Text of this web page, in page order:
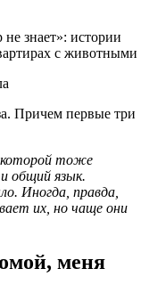
Причем первые три
которой тоже
общий язык.
Иногда, правда,
их, но чаще они
меня